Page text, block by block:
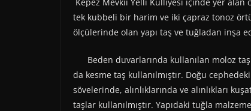
tek kubbeli bir harim ve iki çapraz tonoz
ölçülerinde olan yapı taş ve tuğladan inşa
Beden duvarlarında kullanılan moloz
da kesme taş kullanılmıştır. Doğu
sövelerinde, alınlıklarında ve alınlıkları
taşlar kullanılmıştır. Yapıdaki tuğla